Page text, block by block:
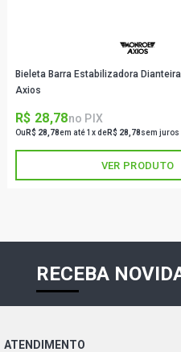
Bieleta Barra Estabilizadora
Axios
R$ 28,78no PIX
Ou R$ 28,78em até 1x deR$ 28,78sem juros
VER PRODUTO
RECEBA
ATENDIMENTO